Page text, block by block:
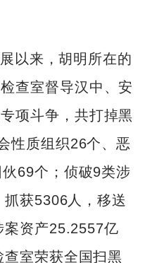
以来，胡明所在的
查室督导汉中、安
项斗争，共打掉黑
性质组织26个、恶
69个；侦破9类涉
获5306人，移送
案资产25.2557亿
室荣获全国扫黑